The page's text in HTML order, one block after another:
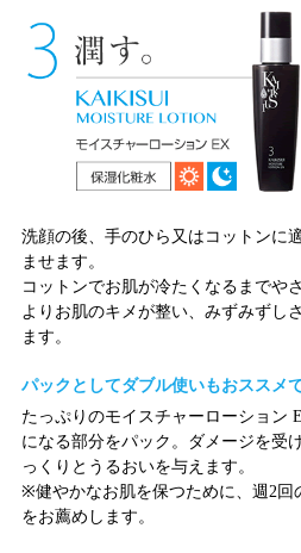
洗顔の後、手のひら又はコットンに
ませます。
コットンでお肌が冷たくなるまでや
よりお肌のキメが整い、みずみずし
ます。
パックとしてダブル使いもおススメで
たっぷりのモイスチャーローション
になる部分をパック。ダメージを受
っくりとうるおいを与えます。
※健やかなお肌を保つために、週2回
をお薦めします。